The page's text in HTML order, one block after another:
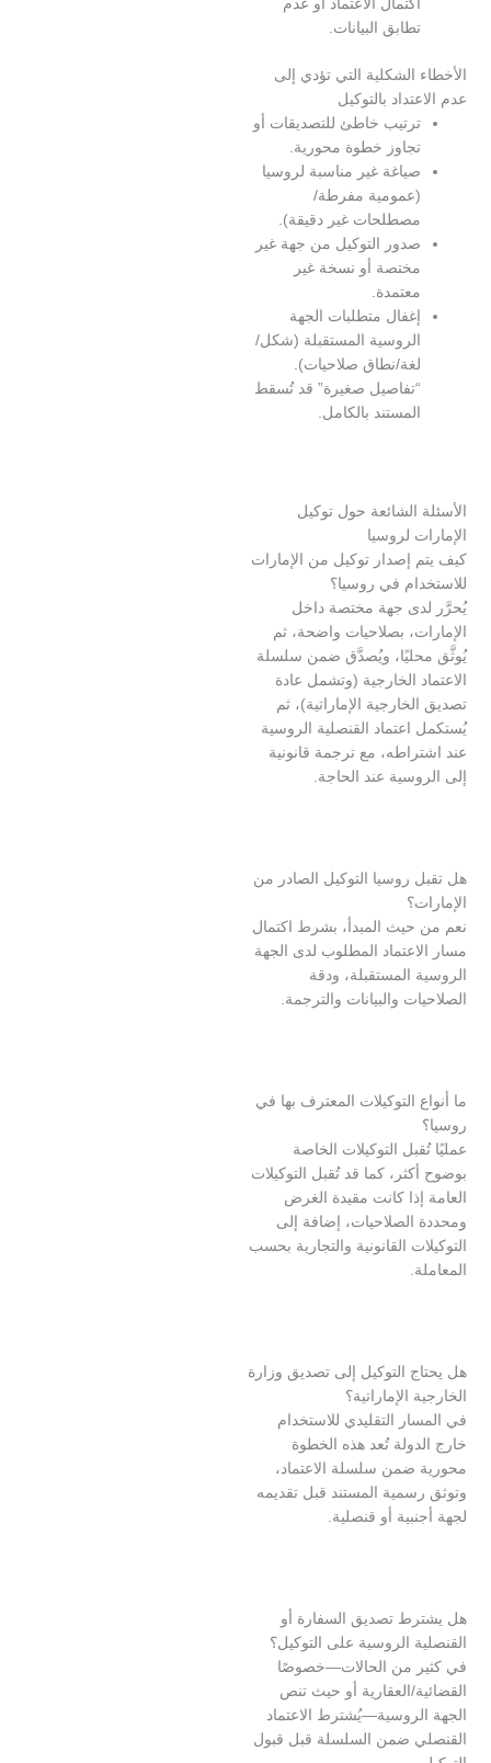
الاعتماد أو عدم
البيانات.
الشكلية التي تؤدي إلى
بالتوكيل
خاطئ للتصديقات أو
خطوة محورية.
غير مناسبة لروسيا
مفرطة/
غير دقيقة).
التوكيل من جهة غير
أو نسخة غير
متطلبات الجهة
المستقبلة (شكل/
نطاق صلاحيات).
صغيرة” قد تُسقط
بالكامل.
الشائعة حول توكيل
لروسيا
إصدار توكيل من الإمارات
في روسيا؟
جهة مختصة داخل
بصلاحيات واضحة، ثم
ويُصدَّق ضمن سلسلة
الخارجية (وتشمل عادة
الإماراتية)، ثم
القنصلية الروسية
مع ترجمة قانونية
عند الحاجة.
روسيا التوكيل الصادر من
المبدأ، بشرط اكتمال
المطلوب لدى الجهة
المستقبلة، ودقة
والبيانات والترجمة.
التوكيلات المعترف بها في
التوكيلات الخاصة
كما قد تُقبل التوكيلات
كانت مقيدة الغرض
إضافة إلى
القانونية والتجارية بحسب
التوكيل إلى تصديق وزارة
الإماراتية؟
التقليدي للاستخدام
تُعد هذه الخطوة
سلسلة الاعتماد،
المستند قبل تقديمه
أو قنصلية.
تصديق السفارة أو
الروسية على التوكيل؟
من الحالات—خصوصًا
العقارية أو حيث تنص
الاعتماد
ضمن السلسلة قبل قبول